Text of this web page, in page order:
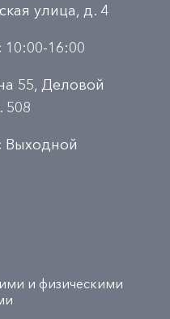
улица, д. 4
16:00
55, Деловой
508
Выходной
и физическими